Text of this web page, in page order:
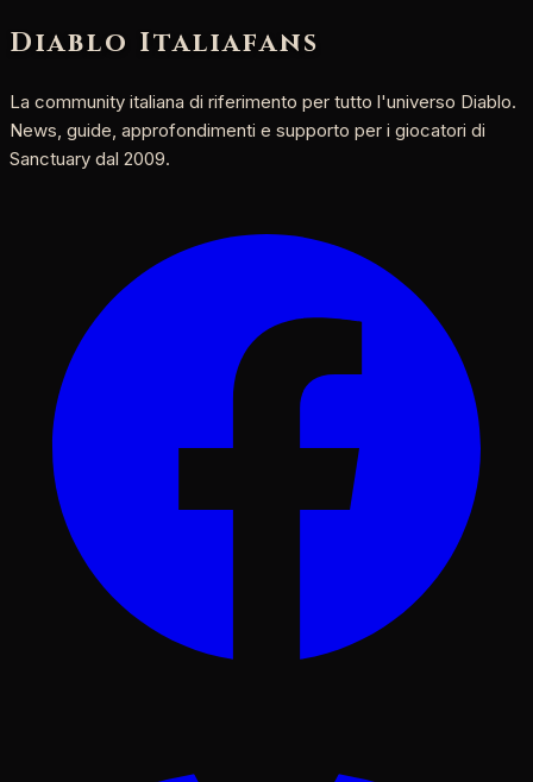
Diablo Italiafans
La community italiana di riferimento per tutto l'universo Diablo.
News, guide, approfondimenti e supporto per i giocatori di
Sanctuary dal 2009.